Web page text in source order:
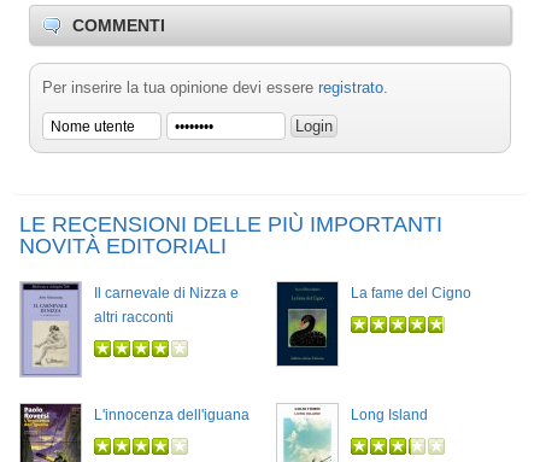
COMMENTI
Per inserire la tua opinione devi essere registrato.
LE RECENSIONI DELLE PIÙ IMPORTANTI
NOVITÀ EDITORIALI
Il carnevale di Nizza e
altri racconti
La fame del Cigno
L'innocenza dell'iguana Long Island